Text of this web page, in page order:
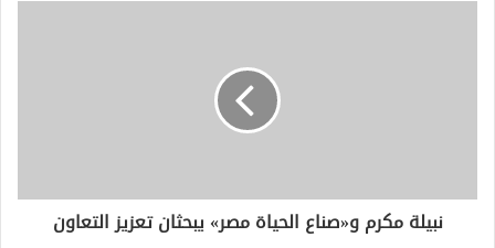
د
ر
نبيلة مكرم و«صناع الحياة مصر» يبحثان تعزيز التعاون